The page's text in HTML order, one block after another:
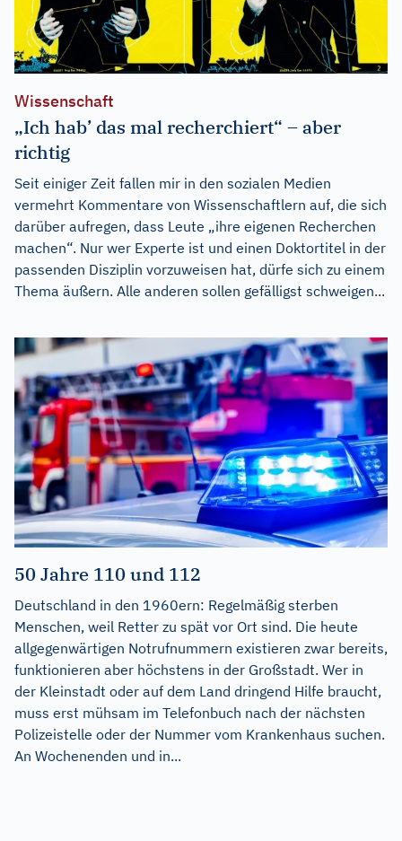
Wissenschaft
„Ich hab’ das mal recherchiert“ – aber
richtig
Seit einiger Zeit fallen mir in den sozialen Medien
vermehrt Kommentare von Wissenschaftlern auf, die sich
darüber aufregen, dass Leute „ihre eigenen Recherchen
machen“. Nur wer Experte ist und einen Doktortitel in der
passenden Disziplin vorzuweisen hat, dürfe sich zu einem
Thema äußern. Alle anderen sollen gefälligst schweigen...
50 Jahre 110 und 112
Deutschland in den 1960ern: Regelmäßig sterben
Menschen, weil Retter zu spät vor Ort sind. Die heute
allgegenwärtigen Notrufnummern existieren zwar bereits,
funktionieren aber höchstens in der Großstadt. Wer in
der Kleinstadt oder auf dem Land dringend Hilfe braucht,
muss erst mühsam im Telefonbuch nach der nächsten
Polizeistelle oder der Nummer vom Krankenhaus suchen.
An Wochenenden und in...